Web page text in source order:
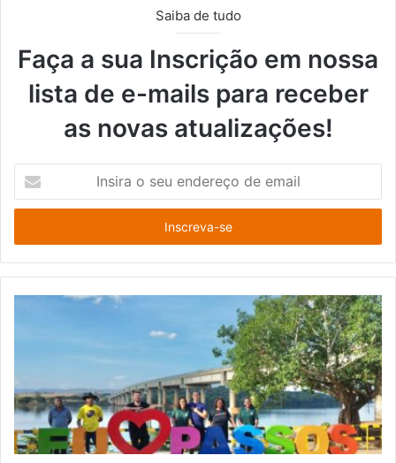
Saiba de tudo
Faça a sua Inscrição em nossa
lista de e-mails para receber
as novas atualizações!
s
r
a
n
d
e
r
e